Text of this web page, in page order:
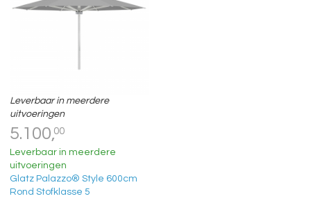
Leverbaar in meerdere
uitvoeringen
5.100,00
Leverbaar in meerdere
uitvoeringen
Glatz Palazzo® Style 600cm
Rond Stofklasse 5